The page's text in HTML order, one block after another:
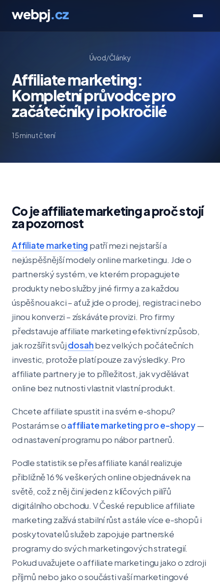
Úvod/Články
Affiliate marketing:
Kompletní průvodce pro
začátečníky i pokročilé
15 minut čtení
Co je affiliate marketing a proč stojí
za pozornost
Affiliate marketing patří mezi nejstarší a
nejúspěšnější modely online marketingu. Jde o
partnerský systém, ve kterém propagujete
produkty nebo služby jiné firmy a za každou
úspěšnou akci – ať už jde o prodej, registraci nebo
jinou konverzi – získáváte provizi. Pro firmy
představuje affiliate marketing efektivní způsob,
jak rozšířit svůjdosahbez velkých počátečních
investic, protože platí pouze za výsledky. Pro
affiliate partnery je to příležitost, jak vydělávat
online bez nutnosti vlastnit vlastní produkt.
Chcete affiliate spustit i na svém e-shopu?
Postarám se oaffiliate marketing pro e-shopy—
od nastavení programu po nábor partnerů.
Podle statistik se přes affiliate kanál realizuje
přibližně 16 % veškerých online objednávek na
světě, což z něj činí jeden z klíčových pilířů
digitálního obchodu. V České republice affiliate
marketing zažívá stabilní růst a stále více e-shopů i
poskytovatelů služeb zapojuje partnerské
programy do svých marketingových strategií.
Pokud uvažujete o affiliate marketingu jako o zdroji
příjmů nebo jako o součásti vaší marketingové